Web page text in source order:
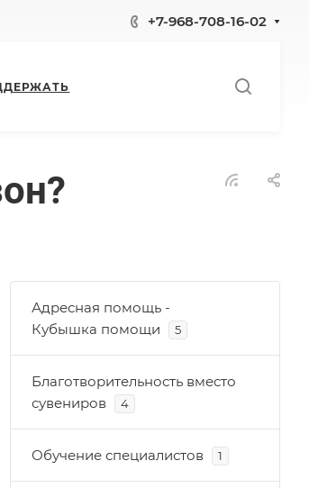
+7-968-708-16-02
Адресная помощь -
Кубышка помощи
5
Благотворительность вместо
сувениров
4
Обучение специалистов 1